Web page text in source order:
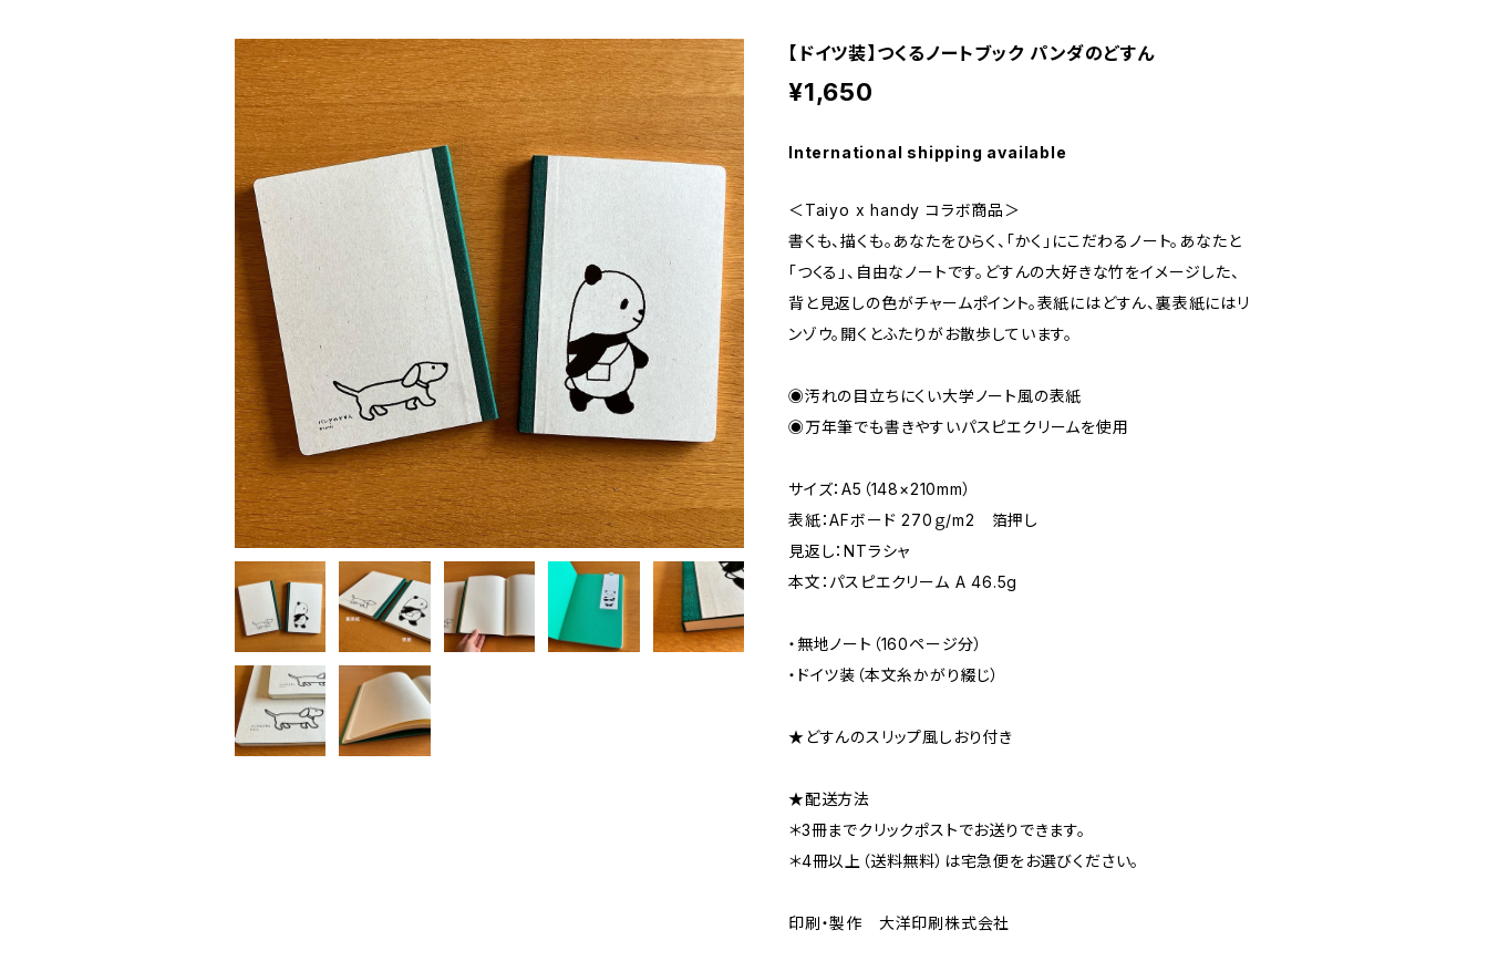
【ドイツ装】つくるノートブック パンダのどすん
¥1,650
International shipping available
＜Taiyo x handy コラボ商品＞
書くも、描くも。あなたをひらく、「かく」にこだわるノート。あなたと
「つくる」、自由なノートです。どすんの大好きな竹をイメージした、
背と見返しの色がチャームポイント。表紙にはどすん、裏表紙にはリ
ンゾウ。開くとふたりがお散歩しています。
◉汚れの目立ちにくい大学ノート風の表紙
◉万年筆でも書きやすいパスピエクリームを使用
サイズ：A5（148×210mm）
表紙：AFボード 270ｇ/m2 箔押し
見返し：NTラシャ
本文：パスピエクリーム A 46.5g
・無地ノート（160ページ分）
・ドイツ装（本文糸かがり綴じ）
★どすんのスリップ風しおり付き
★配送方法
＊3冊までクリックポストでお送りできます。
＊4冊以上（送料無料）は宅急便をお選びください。
印刷・製作 大洋印刷株式会社